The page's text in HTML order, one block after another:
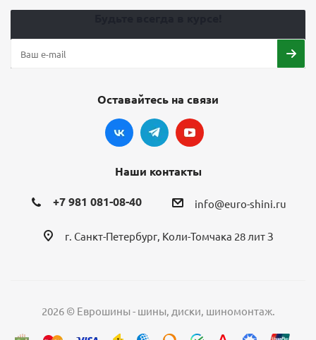
Оставайтесь на связи
Наши контакты
+7 981 081-08-40 info@euro-shini.ru
г. Санкт-Петербург, Коли-Томчака 28 лит З
2026 © Еврошины - шины, диски, шиномонтаж.